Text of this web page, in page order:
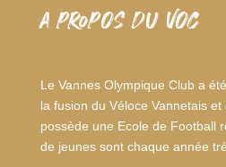
A PROPOS DU VOC
Le Vannes Olympique Club a
la fusion du Véloce Vannetais
possède une Ecole de Football
de jeunes sont chaque année